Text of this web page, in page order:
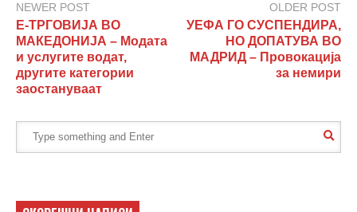
NEWER POST
Е-ТРГОВИЈА ВО
МАКЕДОНИЈА – Модата
и услугите водат,
другите категории
заостануваат
OLDER POST
УЕФА ГО СУСПЕНДИРА,
НО ДОПАТУВА ВО
МАДРИД – Провокација
за немири